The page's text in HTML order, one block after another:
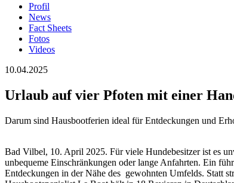
Profil
News
Fact Sheets
Fotos
Videos
10.04.2025
Urlaub auf vier Pfoten mit einer
Darum sind Hausbootferien ideal für Entdeckungen und
Bad Vilbel, 10. April 2025. Für viele Hundebesitzer ist es
unbequeme Einschränkungen oder lange Anfahrten. Ein
Entdeckungen in der Nähe des gewohnten Umfelds. Statt